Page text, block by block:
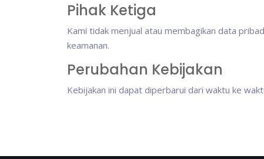
Pihak Ketiga
Kami tidak menjual atau membagikan data
keamanan.
Perubahan Kebijakan
Kebijakan ini dapat diperbarui dari waktu ke